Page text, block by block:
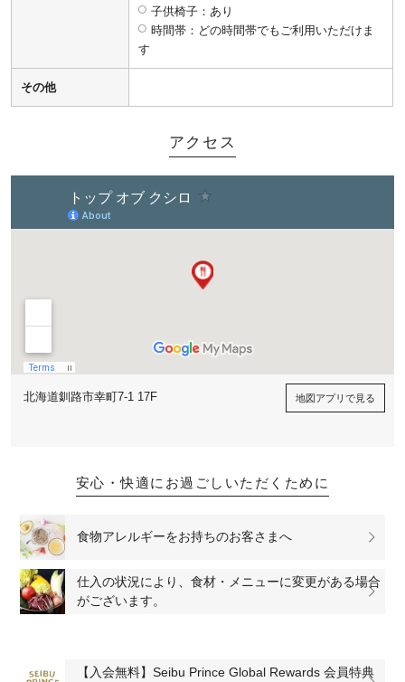
子供椅子：あり
時間帯：どの時間帯でもご利用いただけま
す
その他
アクセス
北海道釧路市幸町7-1 17F 地図アプリで見る
安心・快適にお過ごしいただくために
食物アレルギーをお持ちのお客さまへ
仕入の状況により、食材・メニューに変更がある場合
がございます。
【入会無料】Seibu Prince Global Rewards 会員特典